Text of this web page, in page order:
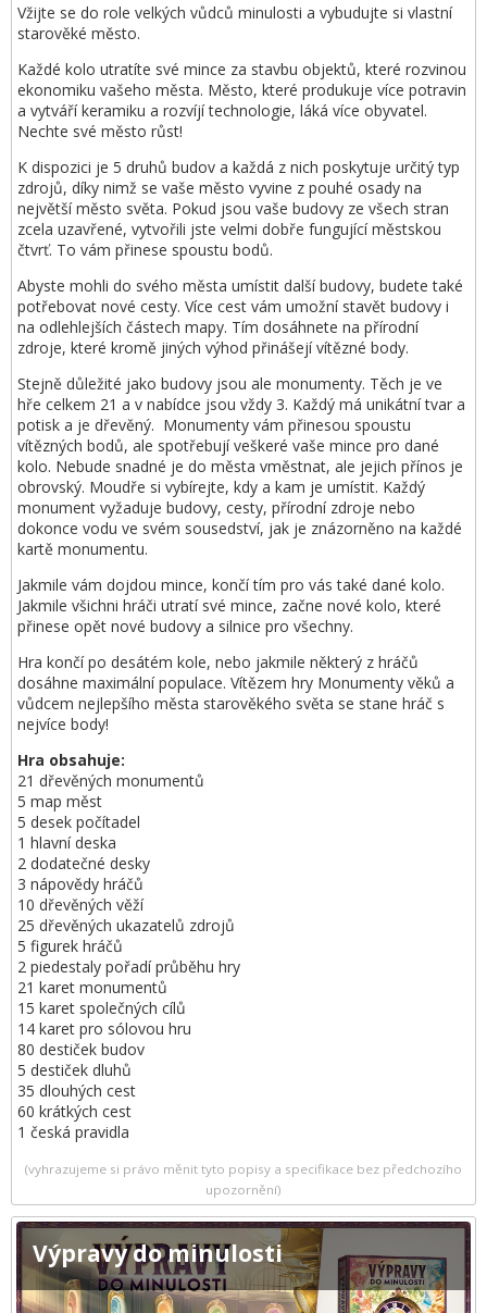
Vžijte se do role velkých vůdců minulosti a vybudujte si vlastní
starověké město.
Každé kolo utratíte své mince za stavbu objektů, které rozvinou
ekonomiku vašeho města. Město, které produkuje více potravin
a vytváří keramiku a rozvíjí technologie, láká více obyvatel.
Nechte své město růst!
K dispozici je 5 druhů budov a každá z nich poskytuje určitý typ
zdrojů, díky nimž se vaše město vyvine z pouhé osady na
největší město světa. Pokud jsou vaše budovy ze všech stran
zcela uzavřené, vytvořili jste velmi dobře fungující městskou
čtvrť. To vám přinese spoustu bodů.
Abyste mohli do svého města umístit další budovy, budete také
potřebovat nové cesty. Více cest vám umožní stavět budovy i
na odlehlejších částech mapy. Tím dosáhnete na přírodní
zdroje, které kromě jiných výhod přinášejí vítězné body.
Stejně důležité jako budovy jsou ale monumenty. Těch je ve
hře celkem 21 a v nabídce jsou vždy 3. Každý má unikátní tvar a
potisk a je dřevěný. Monumenty vám přinesou spoustu
vítězných bodů, ale spotřebují veškeré vaše mince pro dané
kolo. Nebude snadné je do města vměstnat, ale jejich přínos je
obrovský. Moudře si vybírejte, kdy a kam je umístit. Každý
monument vyžaduje budovy, cesty, přírodní zdroje nebo
dokonce vodu ve svém sousedství, jak je znázorněno na každé
kartě monumentu.
Jakmile vám dojdou mince, končí tím pro vás také dané kolo.
Jakmile všichni hráči utratí své mince, začne nové kolo, které
přinese opět nové budovy a silnice pro všechny.
Hra končí po desátém kole, nebo jakmile některý z hráčů
dosáhne maximální populace. Vítězem hry Monumenty věků a
vůdcem nejlepšího města starověkého světa se stane hráč s
nejvíce body!
Hra obsahuje:
21 dřevěných monumentů
5 map měst
5 desek počítadel
1 hlavní deska
2 dodatečné desky
3 nápovědy hráčů
10 dřevěných věží
25 dřevěných ukazatelů zdrojů
5 figurek hráčů
2 piedestaly pořadí průběhu hry
21 karet monumentů
15 karet společných cílů
14 karet pro sólovou hru
80 destiček budov
5 destiček dluhů
35 dlouhých cest
60 krátkých cest
1 česká pravidla
(vyhrazujeme si právo měnit tyto popisy a specifikace bez předchozího
upozornění)
Výpravy do minulosti